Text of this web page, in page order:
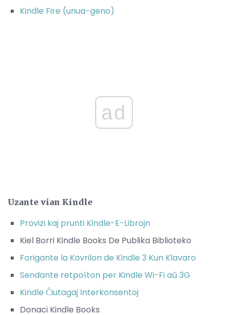
Kindle Fire (unua-geno)
ad
Uzante vian Kindle
Provizi kaj prunti Kindle-E-Librojn
Kiel Borri Kindle Books De Publika Biblioteko
Forigante la Kovrilon de Kindle 3 Kun Klavaro
Sendante retpoŝton per Kindle Wi-Fi aŭ 3G
Kindle Ĉiutagaj Interkonsentoj
Donaci Kindle Books